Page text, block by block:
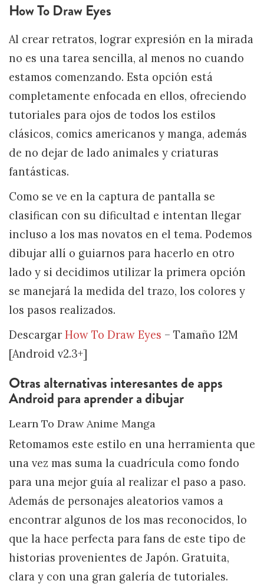
How To Draw Eyes
Al crear retratos, lograr expresión en la mirada
no es una tarea sencilla, al menos no cuando
estamos comenzando. Esta opción está
completamente enfocada en ellos, ofreciendo
tutoriales para ojos de todos los estilos
clásicos, comics americanos y manga, además
de no dejar de lado animales y criaturas
fantásticas.
Como se ve en la captura de pantalla se
clasifican con su dificultad e intentan llegar
incluso a los mas novatos en el tema. Podemos
dibujar allí o guiarnos para hacerlo en otro
lado y si decidimos utilizar la primera opción
se manejará la medida del trazo, los colores y
los pasos realizados.
Descargar How To Draw Eyes – Tamaño 12M
[Android v2.3+]
Otras alternativas interesantes de apps
Android para aprender a dibujar
Learn To Draw Anime Manga
Retomamos este estilo en una herramienta que
una vez mas suma la cuadrícula como fondo
para una mejor guía al realizar el paso a paso.
Además de personajes aleatorios vamos a
encontrar algunos de los mas reconocidos, lo
que la hace perfecta para fans de este tipo de
historias provenientes de Japón. Gratuita,
clara y con una gran galería de tutoriales.